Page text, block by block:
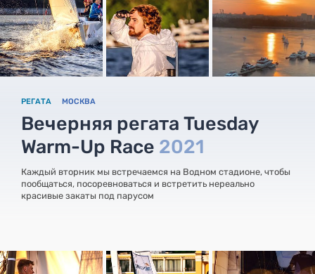
РЕГАТА МОСКВА
Вечерняя регата Tuesday
Warm-Up Race 2021
Каждый вторник мы встречаемся на Водном стадионе, чтобы
пообщаться, посоревноваться и встретить нереально
красивые закаты под парусом